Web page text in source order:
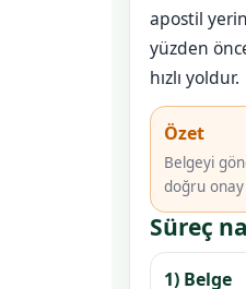
apostil
yüzden
hızlı yoldur.
Özet
Belgeyi
doğru onay
Süreç
1) Belge